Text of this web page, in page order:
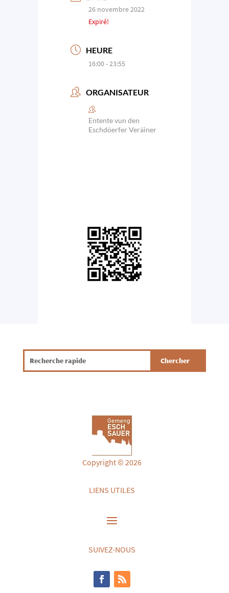
26 novembre 2022
Expiré!
HEURE
16:00 - 23:55
ORGANISATEUR
Entente vun den
Eschdöerfer Veräiner
Copyright © 2026
LIENS UTILES
SUIVEZ-NOUS